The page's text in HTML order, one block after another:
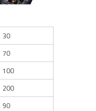
30
70
100
200
90